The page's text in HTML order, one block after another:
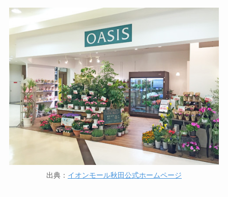
出典： イオンモール秋田公式ホームページ